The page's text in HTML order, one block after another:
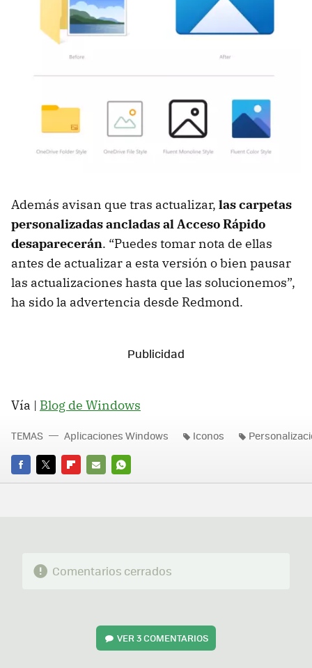
Además avisan que tras actualizar, las carpetas
personalizadas ancladas al Acceso Rápido
desaparecerán. “Puedes tomar nota de ellas
antes de actualizar a esta versión o bien pausar
las actualizaciones hasta que las solucionemos”,
ha sido la advertencia desde Redmond.
Vía | Blog de Windows
FACEBOOK
TWITTERFLIPBOARD
E-
WHATSAPP
TEMAS Aplicaciones Windows Iconos
Comentarios cerrados
VER3 COMENTARIOS